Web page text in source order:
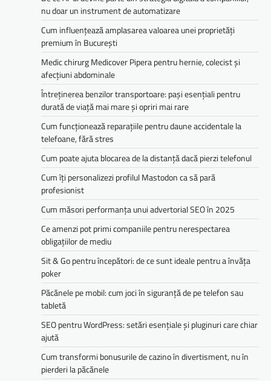
nu doar un instrument de automatizare
Cum influențează amplasarea valoarea unei proprietăți
premium în București
Medic chirurg Medicover Pipera pentru hernie, colecist și
afecțiuni abdominale
Întreținerea benzilor transportoare: pași esențiali pentru
durată de viață mai mare și opriri mai rare
Cum funcționează reparațiile pentru daune accidentale la
telefoane, fără stres
Cum poate ajuta blocarea de la distanță dacă pierzi telefonul
Cum îți personalizezi profilul Mastodon ca să pară
profesionist
Cum măsori performanța unui advertorial SEO în 2025
Ce amenzi pot primi companiile pentru nerespectarea
obligațiilor de mediu­­
Sit & Go pentru începători: de ce sunt ideale pentru a învăța
poker
Păcănele pe mobil: cum joci în siguranță de pe telefon sau
tabletă
SEO pentru WordPress: setări esențiale și pluginuri care chiar
ajută
Cum transformi bonusurile de cazino în divertisment, nu în
pierderi la păcănele